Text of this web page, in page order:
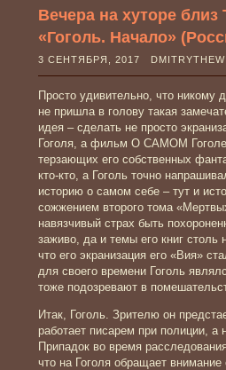
Вечера на хуторе
«Гоголь. Начало»
3 СЕНТЯБРЯ, 2017
Просто удивительно, что никому
не пришла в голову такая
идея – сделать не просто
Гоголя, а фильм О САМОМ
терзающих его собственных
кто-кто, а Гоголь точно
историю о самом себе – тут и
сожжением второго тома
навязчивый страх быть
заживо, да и темы его книг столь
что его экранизация его «Вия»
для своего времени Гоголь
тоже подозревают в
Итак, Гоголь. Зрителю он
работает писарем при полиции,
Припадок во время
что на Гоголя обращает